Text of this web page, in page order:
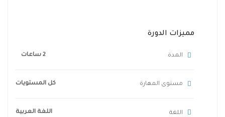
مميزات الدورة
المدة 2 ساعات
مستوى المهارة كل المستويات
اللغة اللغة العربية